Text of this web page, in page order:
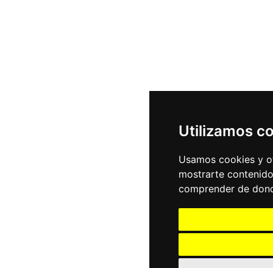
Utilizamos
Usamos cookies y
mostrarte
comprender de